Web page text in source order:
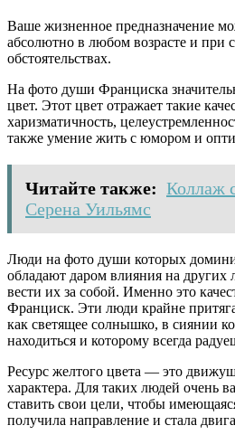
Ваше жизненное предназначение
абсолютно в любом возрасте и при
обстоятельствах.
На фото души Франциска
цвет. Этот цвет отражает такие
харизматичность,
также умение жить с юмором и
Читайте также: Коллаж
Серена Уильямс
Люди на фото души которых
обладают даром влияния на других
вести их за собой. Именно это
Франциск. Эти люди крайне
как светящее солнышко, в сиянии
находиться и которому всегда
Ресурс желтого цвета — это
характера. Для таких людей очень
ставить свои цели, чтобы
получила направление и стала